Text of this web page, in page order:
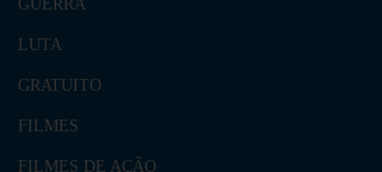
GUERRA
LUTA
GRATUITO
FILMES
FILMES DE AÇÃO